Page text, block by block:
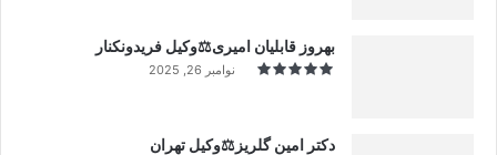
بهروز قابلیان امیری⚖️وکیل فریدونکنار
نوامبر 26, 2025
دکتر امین گلریز⚖️وکیل تهران